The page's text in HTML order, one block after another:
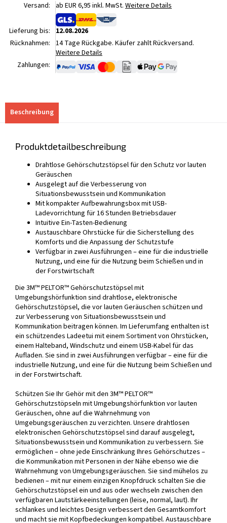
Versand: ab EUR 6,95 inkl. MwSt. Weitere Details
Lieferung bis:
12.08.2026
Rücknahmen: 14 Tage Rückgabe. Käufer zahlt Rückversand.
Weitere Details
Zahlungen:
Beschreibung
Produktdetailbeschreibung
Drahtlose Gehörschutzstöpsel für den Schutz vor lauten
Geräuschen
Ausgelegt auf die Verbesserung von
Situationsbewusstsein und Kommunikation
Mit kompakter Aufbewahrungsbox mit USB-
Ladevorrichtung für 16 Stunden Betriebsdauer
Intuitive Ein-Tasten-Bedienung
Austauschbare Ohrstücke für die Sicherstellung des
Komforts und die Anpassung der Schutzstufe
Verfügbar in zwei Ausführungen – eine für die industrielle
Nutzung, und eine für die Nutzung beim Schießen und in
der Forstwirtschaft
Die 3M™ PELTOR™ Gehörschutzstöpsel mit
Umgebungshörfunktion sind drahtlose, elektronische
Gehörschutzstöpsel, die vor lauten Geräuschen schützen und
zur Verbesserung von Situationsbewusstsein und
Kommunikation beitragen können. Im Lieferumfang enthalten ist
ein schützendes Ladeetui mit einem Sortiment von Ohrstücken,
einem Halteband, Windschutz und einem USB-Kabel für das
Aufladen. Sie sind in zwei Ausführungen verfügbar – eine für die
industrielle Nutzung, und eine für die Nutzung beim Schießen und
in der Forstwirtschaft.
Schützen Sie Ihr Gehör mit den 3M™ PELTOR™
Gehörschutzstöpseln mit Umgebungshörfunktion vor lauten
Geräuschen, ohne auf die Wahrnehmung von
Umgebungsgeräuschen zu verzichten. Unsere drahtlosen
elektronischen Gehörschutzstöpsel sind darauf ausgelegt,
Situationsbewusstsein und Kommunikation zu verbessern. Sie
ermöglichen – ohne jede Einschränkung Ihres Gehörschutzes –
die Kommunikation mit Personen in der Nähe ebenso wie die
Wahrnehmung von Umgebungsgeräuschen. Sie sind mühelos zu
bedienen – mit nur einem einzigen Knopfdruck schalten Sie die
Gehörschutzstöpsel ein und aus oder wechseln zwischen den
verfügbaren Lautstärkeeinstellungen (leise, normal, laut). Ihr
schlankes und leichtes Design verbessert den Gesamtkomfort
und macht sie mit Kopfbedeckungen kompatibel. Austauschbare